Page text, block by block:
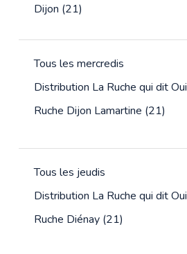
Dijon (21)
Tous les mercredis
Distribution La Ruche qui dit Oui
Ruche Dijon Lamartine (21)
Tous les jeudis
Distribution La Ruche qui dit Oui
Ruche Diénay (21)